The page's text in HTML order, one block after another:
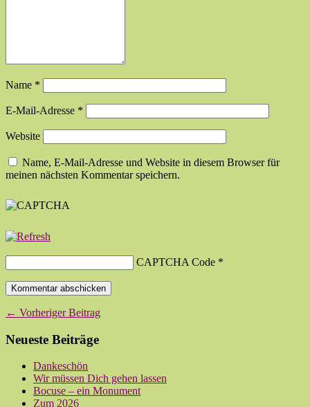
Name *
E-Mail-Adresse *
Website
Name, E-Mail-Adresse und Website in diesem Browser für
meinen nächsten Kommentar speichern.
CAPTCHA Code *
← Vorheriger Beitrag
Neueste Beiträge
Dankeschön
Wir müssen Dich gehen lassen
Bocuse – ein Monument
Zum 2026